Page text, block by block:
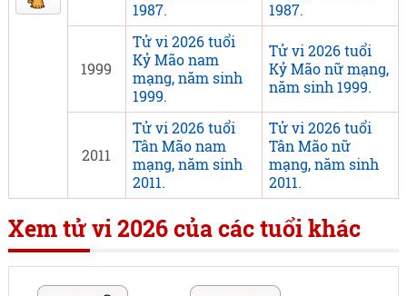
1987.
1987.
1999
Tử vi 2026 tuổi
Kỷ Mão nam
mạng, năm sinh
1999.
Tử vi 2026 tuổi
Kỷ Mão nữ mạng,
năm sinh 1999.
2011
Tử vi 2026 tuổi
Tân Mão nam
mạng, năm sinh
2011.
Tử vi 2026 tuổi
Tân Mão nữ
mạng, năm sinh
2011.
Xem tử vi 2026 của các tuổi khác